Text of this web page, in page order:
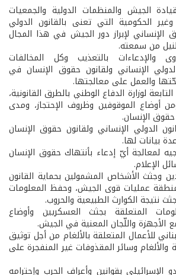
الجيش والمنظمات الدولية والجمعيات
الحكومية التي تعنى بالقانون الدولي
الإنساني لإبراز دور الجيش في هذا المجال
من سمعته.
والإدعاءات بالتعذيب وكل المخالفات
الإنساني ولقانون حقوق الإنسان في
والعمل على معالجتها.
لوزارة الدفاع الوطني بالطرق القانونية،
أوضاع الموقوفين وظروف الإحتجاز، ومدى
حقوق الإنسان.
الدولي الإنساني ولقانون حقوق الإنسان
بيانات لها.
لمعالجة أيّ إدعاء بأنتهاك حقوق الإنسان
الإعلام.
وجثث الأشخاص المشمولين بحماية القانون
عمليات قوى الجيش، وحفظ المعلومات
نتيجة الكوارث الطبيعية والحروب.
المتعلقة بجثث العسكريين وأوضاع
الأجهزة واللّجان المعنية في الجيش.
للأعمال المتعلقة بالألغام من أجل توثيق
والألغام وسائر المقذوفات غير المنفجرة على
الإسرائيلي بقوانين وأعراف الحرب وإحترامه